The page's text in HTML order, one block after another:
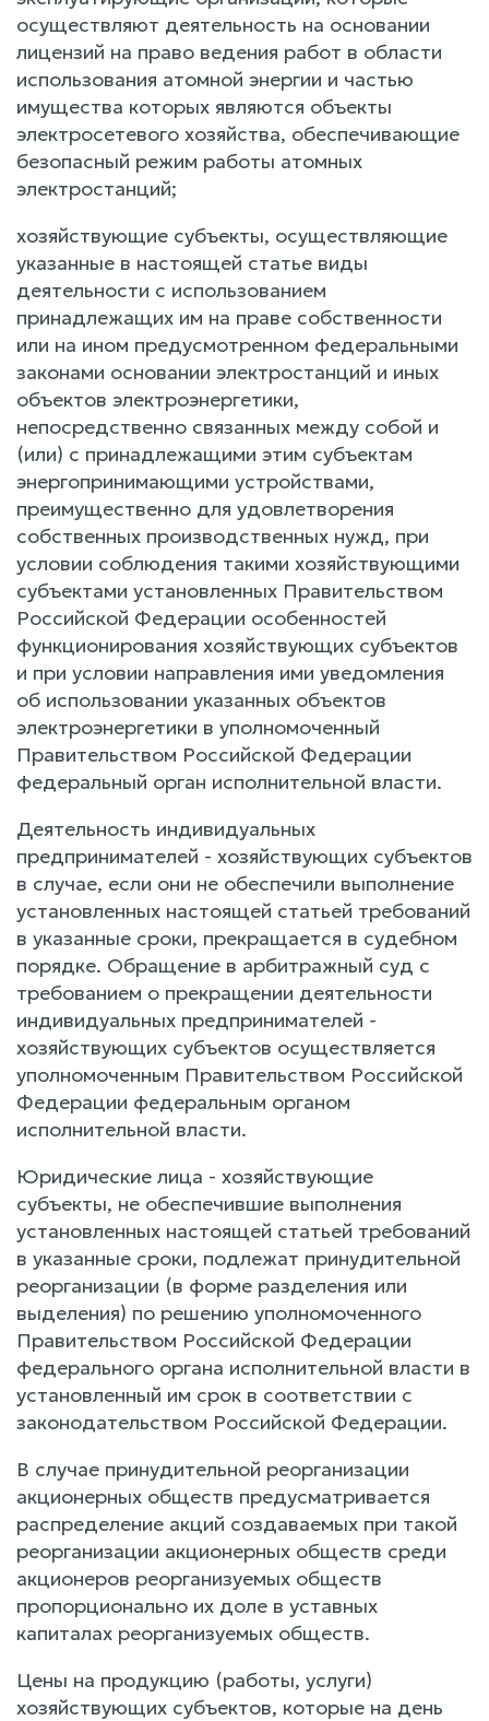
осуществляют деятельность на основании
лицензий на право ведения работ в области
использования атомной энергии и частью
имущества которых являются объекты
электросетевого хозяйства, обеспечивающие
безопасный режим работы атомных
электростанций;
хозяйствующие субъекты, осуществляющие
указанные в настоящей статье виды
деятельности с использованием
принадлежащих им на праве собственности
или на ином предусмотренном федеральными
законами основании электростанций и иных
объектов электроэнергетики,
непосредственно связанных между собой и
(или) с принадлежащими этим субъектам
энергопринимающими устройствами,
преимущественно для удовлетворения
собственных производственных нужд, при
условии соблюдения такими хозяйствующими
субъектами установленных Правительством
Российской Федерации особенностей
функционирования хозяйствующих субъектов
и при условии направления ими уведомления
об использовании указанных объектов
электроэнергетики в уполномоченный
Правительством Российской Федерации
федеральный орган исполнительной власти.
Деятельность индивидуальных
предпринимателей - хозяйствующих субъектов
в случае, если они не обеспечили выполнение
установленных настоящей статьей требований
в указанные сроки, прекращается в судебном
порядке. Обращение в арбитражный суд с
требованием о прекращении деятельности
индивидуальных предпринимателей -
хозяйствующих субъектов осуществляется
уполномоченным Правительством Российской
Федерации федеральным органом
исполнительной власти.
Юридические лица - хозяйствующие
субъекты, не обеспечившие выполнения
установленных настоящей статьей требований
в указанные сроки, подлежат принудительной
реорганизации (в форме разделения или
выделения) по решению уполномоченного
Правительством Российской Федерации
федерального органа исполнительной власти в
установленный им срок в соответствии с
законодательством Российской Федерации.
В случае принудительной реорганизации
акционерных обществ предусматривается
распределение акций создаваемых при такой
реорганизации акционерных обществ среди
акционеров реорганизуемых обществ
пропорционально их доле в уставных
капиталах реорганизуемых обществ.
Цены на продукцию (работы, услуги)
хозяйствующих субъектов, которые на день